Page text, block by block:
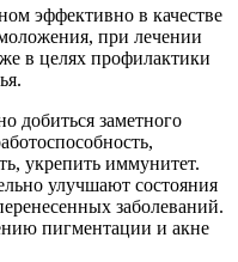
эффективно в качестве
при лечении
в целях профилактики
заметного
укрепить иммунитет.
улучшают состояния
заболеваний.
пигментации и акне